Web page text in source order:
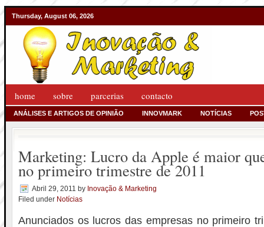
Thursday, August 06, 2026
home sobre parcerias contacto
ANÁLISES E ARTIGOS DE OPINIÃO INNOVMARK NOTÍCIAS
Marketing: Lucro da Apple é maior
no primeiro trimestre de 2011
Abril 29, 2011 by Inovação & Marketing
Filed under Notícias
Anunciados os lucros das empresas no primeiro